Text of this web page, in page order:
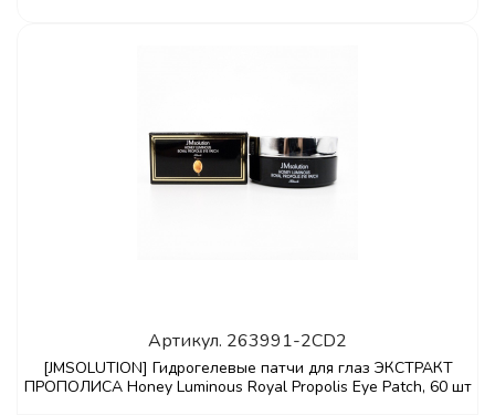
Артикул. 263991-2CD2
[JMSOLUTION] Гидрогелевые патчи для глаз ЭКСТРАКТ
ПРОПОЛИСА Honey Luminous Royal Propolis Eye Patch, 60 шт